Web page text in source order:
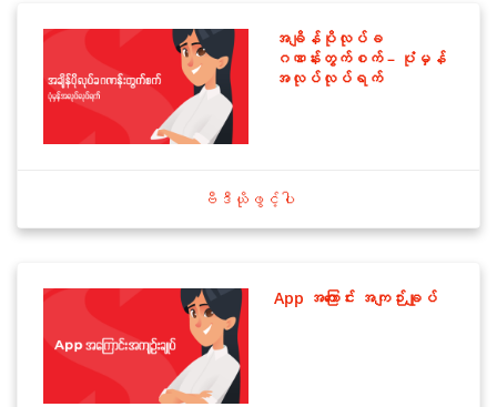
အချိန်ပိုလုပ်ခ
ဂဏန်းတွက်စက် – ပုံမှန်
အလုပ်လုပ်ရက်
ဗီဒီယိုဖွင့်ပါ
App အကြောင်း အကျဉ်းချုပ်